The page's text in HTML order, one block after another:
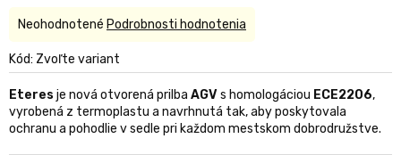
Kód: Zvoľte variant
Eteres je nová otvorená prilba AGVs homologáciou ECE2206,
vyrobená z termoplastu a navrhnutá tak, aby poskytovala
ochranu a pohodlie v sedle pri každom mestskom dobrodružstve.
Priemerné
produktu
je
0,0
z
5
Neohodnotené Podrobnosti hodnotenia